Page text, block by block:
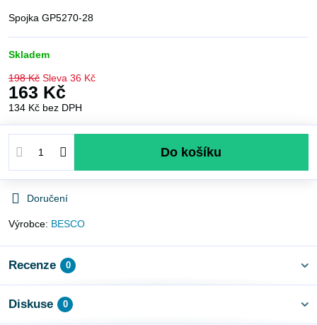
Spojka GP5270-28
Skladem
198 Kč Sleva 36 Kč
163 Kč
134 Kč bez DPH
Do košíku
Doručení
Výrobce: BESCO
Recenze 0
Diskuse 0